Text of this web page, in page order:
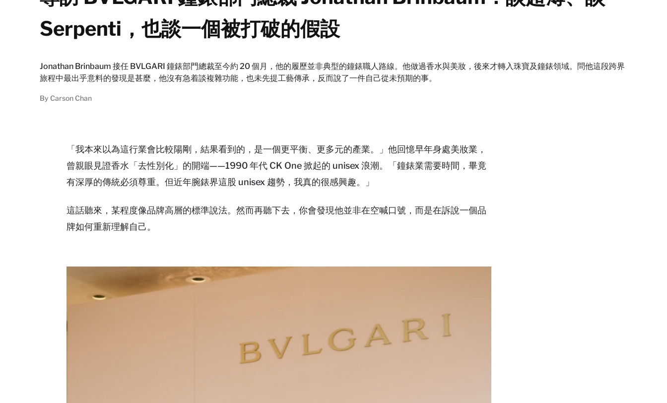
Serpenti，也談一個被打破的假設
Jonathan Brinbaum 接任 BVLGARI 鐘錶部門總裁至今約 20 個月，他的履歷並非典型的鐘錶職人路線。他做過香水與美妝，後來才轉入珠寶及鐘錶領域。問他這段跨界
旅程中最出乎意料的發現是甚麼，他沒有急着談複雜功能，也未先提工藝傳承，反而說了一件自己從未預期的事。
By Carson Chan
「我本來以為這行業會比較陽剛，結果看到的，是一個更平衡、更多元的產業。」他回憶早年身處美妝業，
曾親眼見證香水「去性別化」的開端——1990 年代 CK One 掀起的 unisex 浪潮。「鐘錶業需要時間，畢竟
有深厚的傳統必須尊重。但近年腕錶界這股 unisex 趨勢，我真的很感興趣。」
這話聽來，某程度像品牌高層的標準說法。然而再聽下去，你會發現他並非在空喊口號，而是在訴說一個品
牌如何重新理解自己。